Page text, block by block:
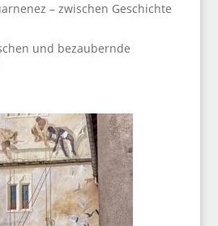
– zwischen Geschichte
und bezaubernde